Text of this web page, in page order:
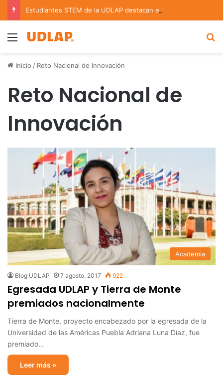
Menu
Inicio / Reto Nacional de Innovación
Reto Nacional de
Innovación
Academia
Blog UDLAP 7 agosto, 2017 922
Egresada UDLAP y Tierra de Monte
premiados nacionalmente
Tierra de Monte, proyecto encabezado por la egresada de la
Universidad de las Américas Puebla Adriana Luna Díaz, fue
premiado…
Leer más »